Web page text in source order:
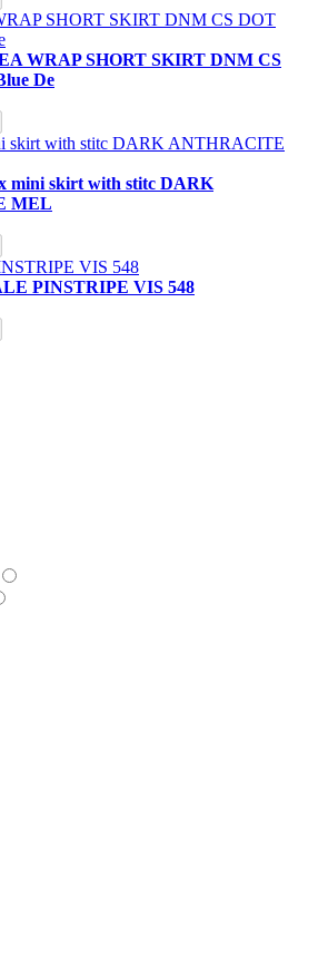
WRAP SHORT SKIRT DNM CS
De
mini skirt with stitc DARK
MEL
PINSTRIPE VIS 548